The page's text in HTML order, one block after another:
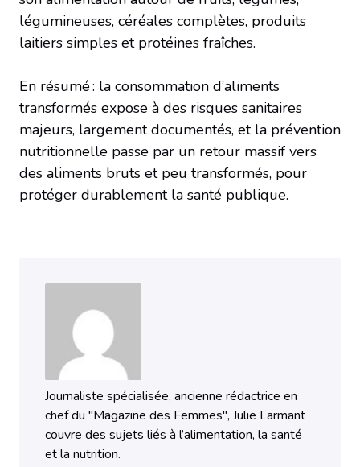
légumineuses, céréales complètes, produits
laitiers simples et protéines fraîches.
En résumé : la consommation d’aliments
transformés expose à des risques sanitaires
majeurs, largement documentés, et la prévention
nutritionnelle passe par un retour massif vers
des aliments bruts et peu transformés, pour
protéger durablement la santé publique.
Journaliste spécialisée, ancienne rédactrice en
chef du "Magazine des Femmes", Julie Larmant
couvre des sujets liés à l’alimentation, la santé
et la nutrition.